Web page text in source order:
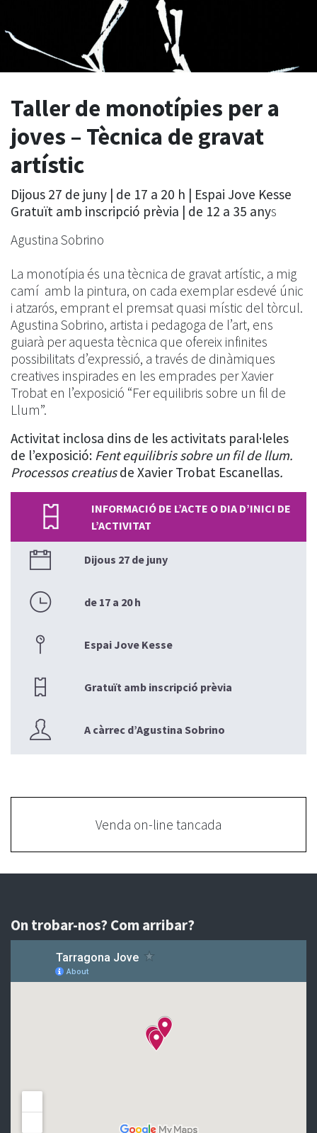
Taller de monotípies per a
joves – Tècnica de gravat
artístic
Dijous 27 de juny | de 17 a 20 h | Espai Jove Kesse
Gratuït amb inscripció prèvia | de 12 a 35 anys
Agustina Sobrino
La monotípia és una tècnica de gravat artístic, a mig
camí amb la pintura, on cada exemplar esdevé únic
i atzarós, emprant el premsat quasi místic del tòrcul.
Agustina Sobrino, artista i pedagoga de l’art, ens
guiarà per aquesta tècnica que ofereix infinites
possibilitats d’expressió, a través de dinàmiques
creatives inspirades en les emprades per Xavier
Trobat en l’exposició “Fer equilibris sobre un fil de
Llum”.
Activitat inclosa dins de les activitats paral·leles
de l’exposició: Fent equilibris sobre un fil de llum.
Processos creatiusde Xavier Trobat Escanellas.
INFORMACIÓ DE L’ACTE O DIA D’INICI DE
L’ACTIVITAT
Dijous 27 de juny
de 17 a 20 h
Espai Jove Kesse
Gratuït amb inscripció prèvia
A càrrec d’Agustina Sobrino
Venda on-line tancada
On trobar-nos? Com arribar?